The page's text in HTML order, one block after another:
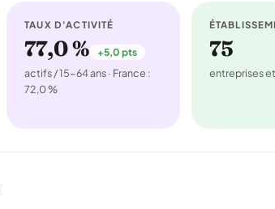
TAUX D'ACTIVITÉ
77,0 % +5,0 pts
actifs / 15-64 ans · France :
72,0 %
75
entreprises